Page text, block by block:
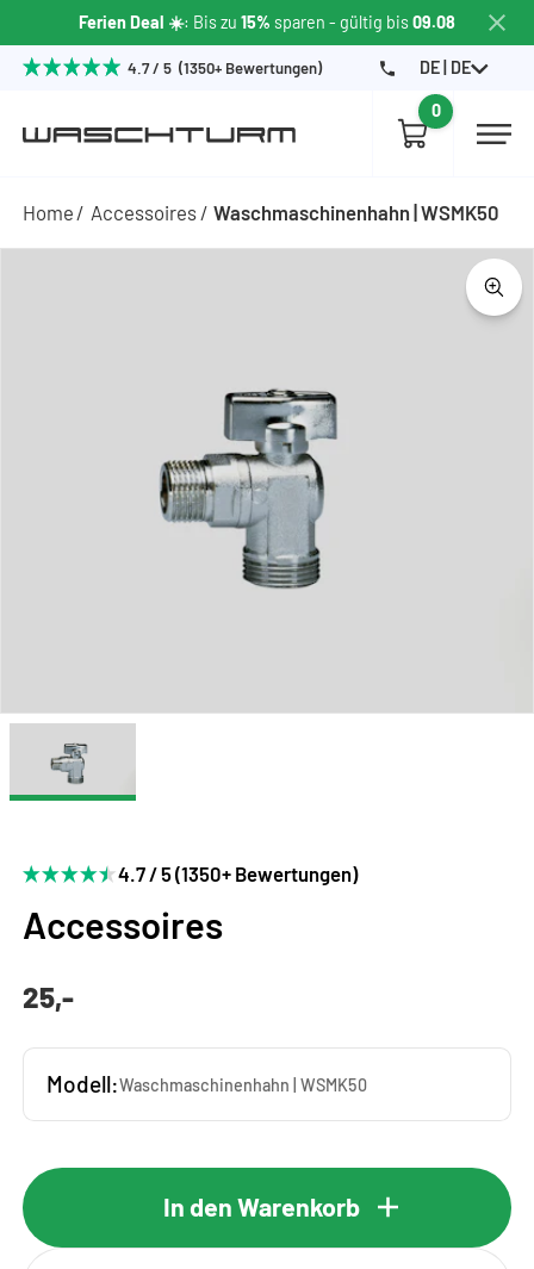
Ferien Deal ☀️: Bis zu 15% sparen - gültig bis09.08
4.7 / 5 (1350+ Bewertungen) DE | DE
0
Home Accessoires Waschmaschinenhahn | WSMK50
4.7 / 5 (1350+ Bewertungen)
Accessoires
25,-
Modell:Waschmaschinenhahn | WSMK50
In den Warenkorb